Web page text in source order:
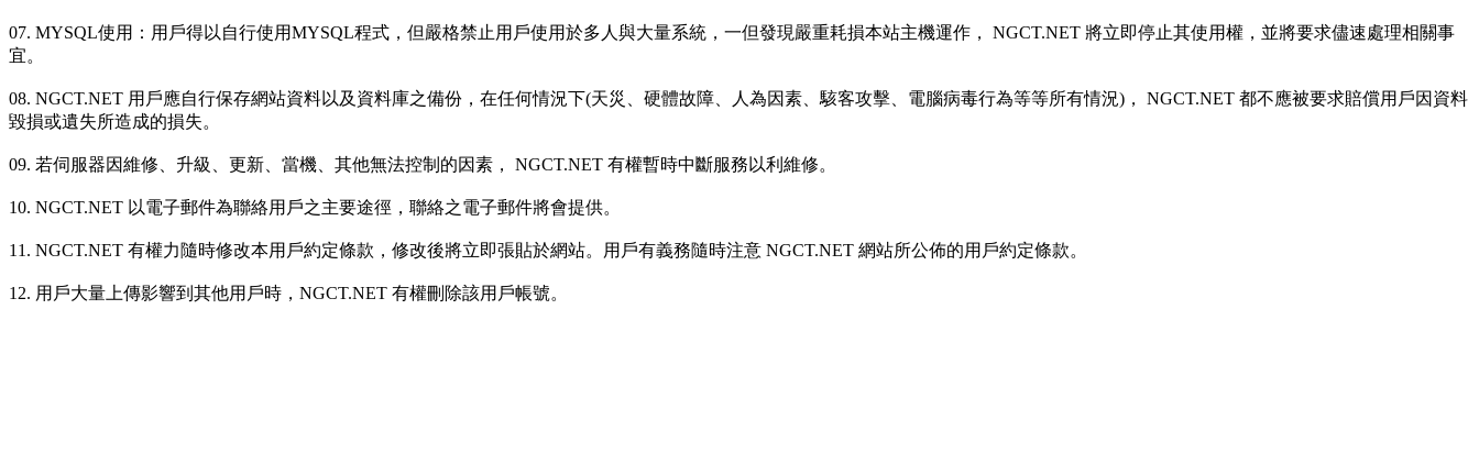
07. MYSQL使用：用戶得以自行使用MYSQL程式，但嚴格禁止用戶使用於多人與大量系統，一但發現嚴重耗損本站主機運作， NGCT.NET 將立即停止其使用權，並將要求儘速處理相關事
宜。
08. NGCT.NET 用戶應自行保存網站資料以及資料庫之備份，在任何情況下(天災、硬體故障、人為因素、駭客攻擊、電腦病毒行為等等所有情況)， NGCT.NET 都不應被要求賠償用戶因資料
毀損或遺失所造成的損失。
09. 若伺服器因維修、升級、更新、當機、其他無法控制的因素， NGCT.NET 有權暫時中斷服務以利維修。
10. NGCT.NET 以電子郵件為聯絡用戶之主要途徑，聯絡之電子郵件將會提供。
11. NGCT.NET 有權力隨時修改本用戶約定條款，修改後將立即張貼於網站。用戶有義務隨時注意 NGCT.NET 網站所公佈的用戶約定條款。
12. 用戶大量上傳影響到其他用戶時，NGCT.NET 有權刪除該用戶帳號。